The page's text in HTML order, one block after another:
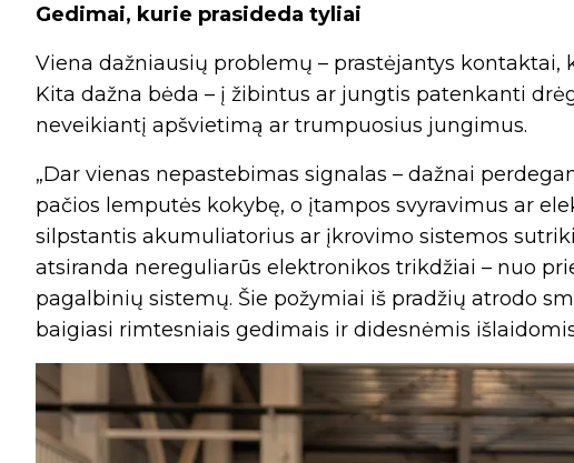
Gedimai, kurie prasideda tyliai
Viena dažniausių problemų – prastėjantys kontaktai,
Kita dažna bėda – į žibintus ar jungtis patenkanti
neveikiantį apšvietimą ar trumpuosius jungimus.
„Dar vienas nepastebimas signalas – dažnai
pačios lemputės kokybę, o įtampos svyravimus ar
silpstantis akumuliatorius ar įkrovimo sistemos
atsiranda nereguliarūs elektronikos trikdžiai – nuo
pagalbinių sistemų. Šie požymiai iš pradžių atrodo
baigiasi rimtesniais gedimais ir didesnėmis